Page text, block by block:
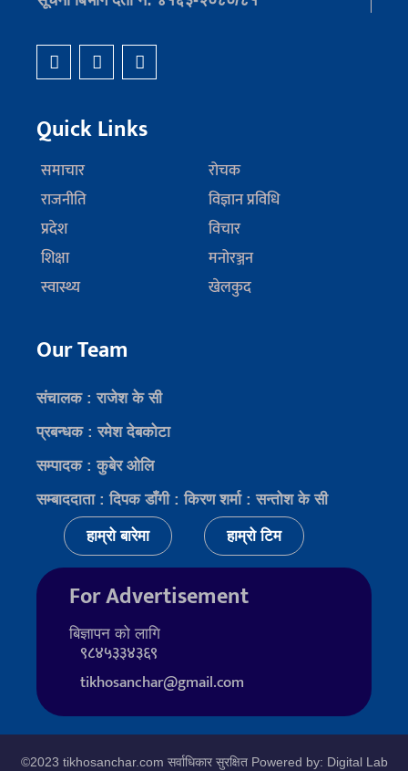
Quick Links
समाचार
राजनीति
प्रदेश
शिक्षा
स्वास्थ्य
रोचक
विज्ञान प्रविधि
विचार
मनोरञ्जन
खेलकुद
Our Team
संचालक : राजेश के सी
प्रबन्धक : रमेश देबकोटा
सम्पादक : कुबेर ओलि
सम्बाददाता : दिपक डाँगी : किरण शर्मा : सन्तोश के सी
हाम्रो बारेमा हाम्रो टिम
For Advertisement
बिज्ञापन को लागि
९८४५३३४३६९
tikhosanchar@gmail.com
©2023 tikhosanchar.com सर्वाधिकार सुरक्षित Powered by: Digital Lab